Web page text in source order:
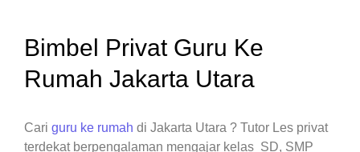
Bimbel Privat Guru Ke
Rumah Jakarta Utara
Cari guru ke rumah di Jakarta Utara ? Tutor Les privat
terdekat berpengalaman mengajar kelas SD, SMP